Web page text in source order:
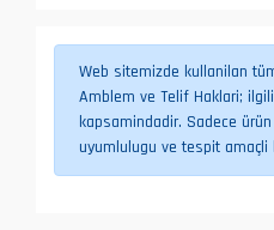
Web sitemizde kullanilan
Amblem ve Telif Haklari;
kapsamindadir. Sadece
uyumlulugu ve tespit amaçli